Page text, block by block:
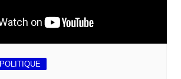
POLITIQUE